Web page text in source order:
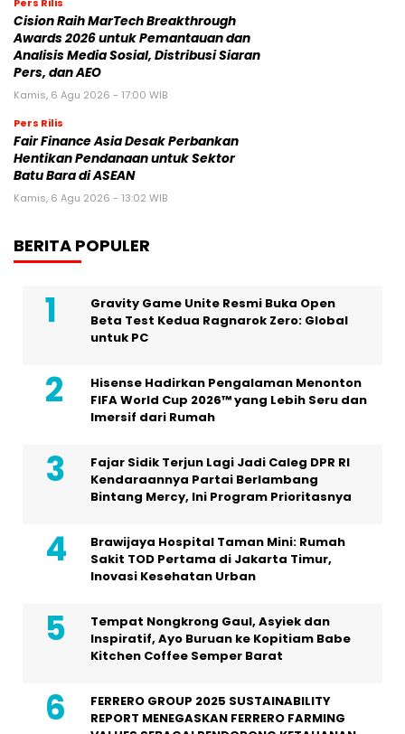
Cision Raih MarTech Breakthrough
Awards 2026 untuk Pemantauan dan
Analisis Media Sosial, Distribusi Siaran
Pers, dan AEO
Kamis, 6 Agu 2026 - 17:00 WIB
Pers Rilis
Fair Finance Asia Desak Perbankan
Hentikan Pendanaan untuk Sektor
Batu Bara di ASEAN
Kamis, 6 Agu 2026 - 13:02 WIB
BERITA POPULER
Gravity Game Unite Resmi Buka Open
Beta Test Kedua Ragnarok Zero: Global
untuk PC
Hisense Hadirkan Pengalaman Menonton
FIFA World Cup 2026™ yang Lebih Seru dan
Imersif dari Rumah
Fajar Sidik Terjun Lagi Jadi Caleg DPR RI
Kendaraannya Partai Berlambang
Bintang Mercy, Ini Program Prioritasnya
Brawijaya Hospital Taman Mini: Rumah
Sakit TOD Pertama di Jakarta Timur,
Inovasi Kesehatan Urban
Tempat Nongkrong Gaul, Asyiek dan
Inspiratif, Ayo Buruan ke Kopitiam Babe
Kitchen Coffee Semper Barat
FERRERO GROUP 2025 SUSTAINABILITY
REPORT MENEGASKAN FERRERO FARMING